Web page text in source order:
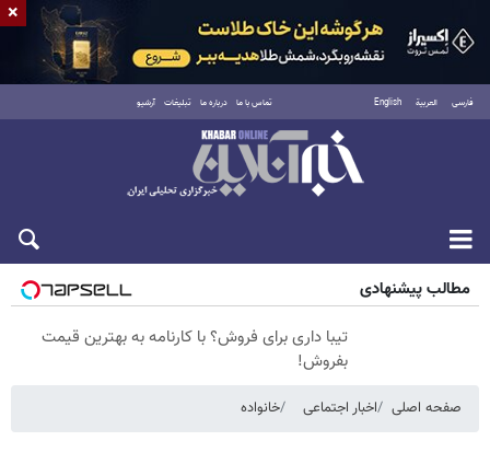
فارسی العربية English تماس با ما درباره ما تبلیغات آرشیو
جمعه ۱۶ مرداد ۱۴۰۵
مطالب پیشنهادی
تیبا داری برای فروش؟ با کارنامه به بهترین قیمت
بفروش!
صفحه اصلی اخبار اجتماعی خانواده
×